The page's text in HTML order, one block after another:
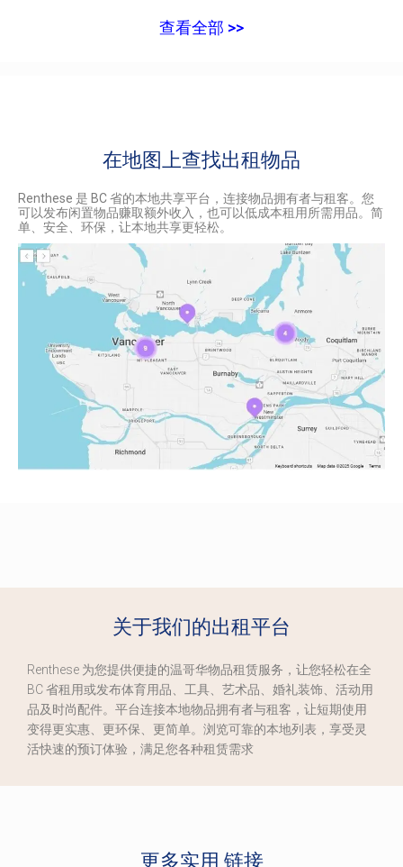
查看全部 >>
在地图上查找出租物品
Renthese 是 BC 省的本地共享平台，连接物品拥有者与租客。您
可以发布闲置物品赚取额外收入，也可以低成本租用所需用品。简
单、安全、环保，让本地共享更轻松。
关于我们的出租平台
Renthese 为您提供便捷的温哥华物品租赁服务，让您轻松在全
BC 省租用或发布体育用品、工具、艺术品、婚礼装饰、活动用
品及时尚配件。平台连接本地物品拥有者与租客，让短期使用
变得更实惠、更环保、更简单。浏览可靠的本地列表，享受灵
活快速的预订体验，满足您各种租赁需求
更多实用 链接